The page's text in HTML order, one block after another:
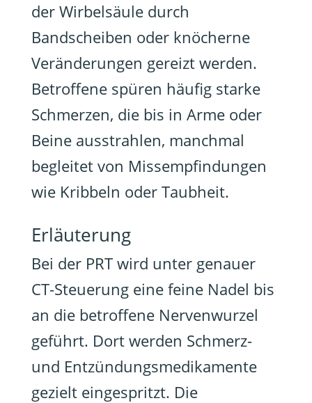
der Wirbelsäule durch
Bandscheiben oder knöcherne
Veränderungen gereizt werden.
Betroffene spüren häufig starke
Schmerzen, die bis in Arme oder
Beine ausstrahlen, manchmal
begleitet von Missempfindungen
wie Kribbeln oder Taubheit.
Erläuterung
Bei der PRT wird unter genauer
CT-Steuerung eine feine Nadel bis
an die betroffene Nervenwurzel
geführt. Dort werden Schmerz-
und Entzündungsmedikamente
gezielt eingespritzt. Die